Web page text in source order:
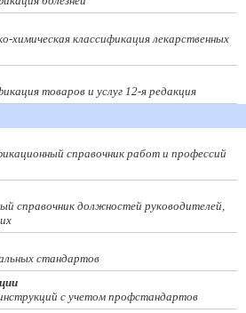
химическая классификация лекарственных
товаров и услуг 12-я редакция
справочник работ и профессий
справочник должностей руководителей,
стандартов
с учетом профстандартов